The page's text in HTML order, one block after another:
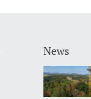
News